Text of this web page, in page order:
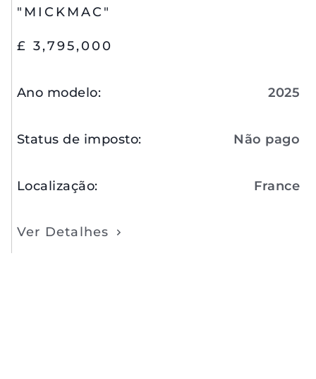
"MICKMAC"
£ 3,795,000
Ano modelo: 2025
Status de imposto: Não pago
Localização: France
Ver Detalhes